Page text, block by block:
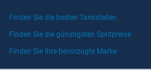
Finden Sie die besten Tankstellen
Finden Sie die günstigsten Spritpreise
Finden Sie Ihre bevorzugte Marke